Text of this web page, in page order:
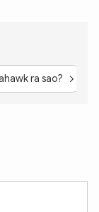
ra sao?